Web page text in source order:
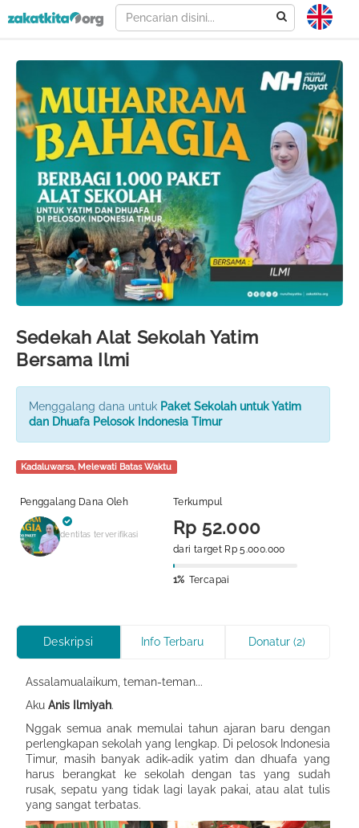
Sedekah Alat Sekolah Yatim
Bersama Ilmi
Menggalang dana untuk Paket Sekolah untuk Yatim
dan Dhuafa Pelosok Indonesia Timur
Kadaluwarsa, Melewati Batas Waktu
Penggalang Dana Oleh
Identitas terverifikasi
Terkumpul
Rp 52.000
dari target Rp 5.000.000
1% Tercapai
Deskripsi Info Terbaru Donatur (2)
Assalamualaikum, teman-teman...
Aku Anis Ilmiyah.
Nggak semua anak memulai tahun ajaran baru dengan
perlengkapan sekolah yang lengkap. Di pelosok Indonesia
Timur, masih banyak adik-adik yatim dan dhuafa yang
harus berangkat ke sekolah dengan tas yang sudah
rusak, sepatu yang tidak lagi layak pakai, atau alat tulis
yang sangat terbatas.